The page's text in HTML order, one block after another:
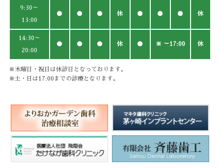
9:30～
13:00
● ● ● 休 ● ● ● 休
14:30～
20:00
● ● ● 休 ● ※ ～17:00 休
※木曜日・祝日は休診日となっております。
※土・日は17:00までの診療となります。